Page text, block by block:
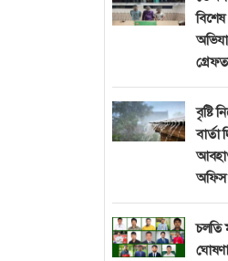
বিশেষ
বৃষ্টি
বার্তা
অফিস
চলতি